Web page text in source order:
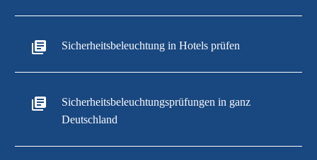
Sicherheitsbeleuchtung in Hotels prüfen
Sicherheitsbeleuchtungsprüfungen in ganz
Deutschland